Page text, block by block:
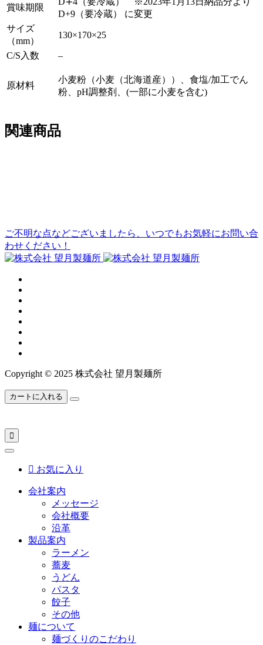
賞味期限
D+9（要冷蔵） に変更
サイズ
（mm）
130×170×25
C/S入数 –
原材料
小麦粉（小麦（北海道産））、食塩/加工でん
粉、pH調整剤、(一部に小麦を含む)
関連商品
ご不明な点などございましたら、いつでもお気軽にお問い合
わせください！
Copyright © 2025 株式会社 望月製麺所
カートに入れる

 お気に入り
会社案内
メッセージ
会社概要
沿革
製品案内
ラーメン
蕎麦
うどん
パスタ
餃子
その他
麺について
麺づくりのこだわり